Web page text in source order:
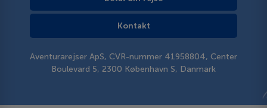
Kontakt
Aventurarejser ApS, CVR-nummer 41958804, Center
Boulevard 5, 2300 København S, Danmark